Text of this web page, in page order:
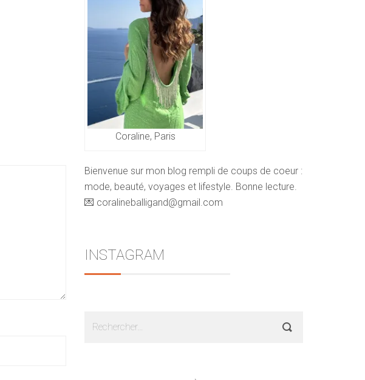
Coraline, Paris
Bienvenue sur mon blog rempli de coups de coeur :
mode, beauté, voyages et lifestyle. Bonne lecture.
💌 coralineballigand@gmail.com
INSTAGRAM